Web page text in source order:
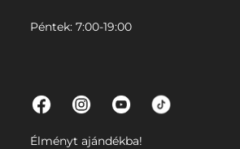
Péntek: 7:00-19:00
Élményt ajándékba!